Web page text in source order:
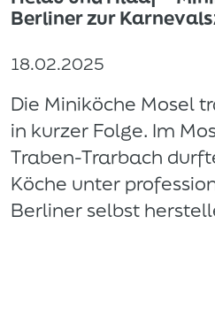
Berliner zur
18.02.2025
Die Miniköche Mosel
in kurzer Folge. Im
Traben-Trarbach
Köche unter
Berliner selbst